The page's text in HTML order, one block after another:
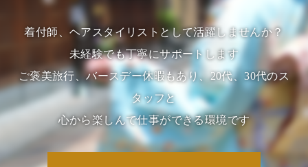
着付師、ヘアスタイリストとして活躍しませんか？
未経験でも丁寧にサポートします
ご褒美旅行、バースデー休暇もあり、20代、30代のス
タッフと
心から楽しんで仕事ができる環境です